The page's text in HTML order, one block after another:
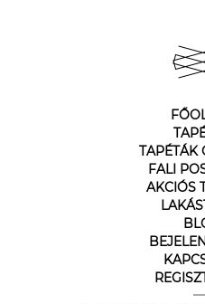
TAPÉTÁK
FALI
AKCIÓS